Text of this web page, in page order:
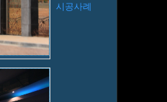
시공사례